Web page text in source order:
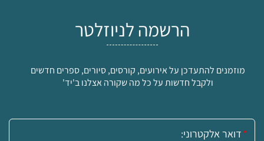
הרשמה לניוזלטר
מוזמנים להתעדכן על אירועים, קורסים, סיורים, ספרים חדשים
ולקבל חדשות על כל מה שקורה אצלנו ב'יד'
אימייל: